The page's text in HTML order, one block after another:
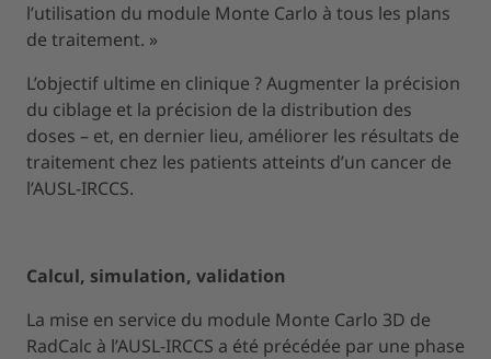
l’utilisation du module Monte Carlo à tous les plans
de traitement. »
L’objectif ultime en clinique ? Augmenter la précision
du ciblage et la précision de la distribution des
doses – et, en dernier lieu, améliorer les résultats de
traitement chez les patients atteints d’un cancer de
l’AUSL-IRCCS.
Calcul, simulation, validation
La mise en service du module Monte Carlo 3D de
RadCalc à l’AUSL-IRCCS a été précédée par une phase